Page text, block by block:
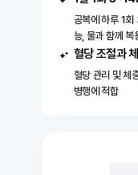
면 14mg 올릴 예정이니
공복에 하루 1
능, 물과 함께 복
혈당 조절과
혈당 관리 및 체
병행에 적합